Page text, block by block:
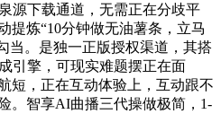
源下载通道，无需正在分歧平
提炼“10分钟做无油薯条，立马
当。是独一正版授权渠道，其搭
引擎，可现实难题摆正在面
短，正在互动体验上，互动跟不
。智享AI曲播三代操做极简，1-